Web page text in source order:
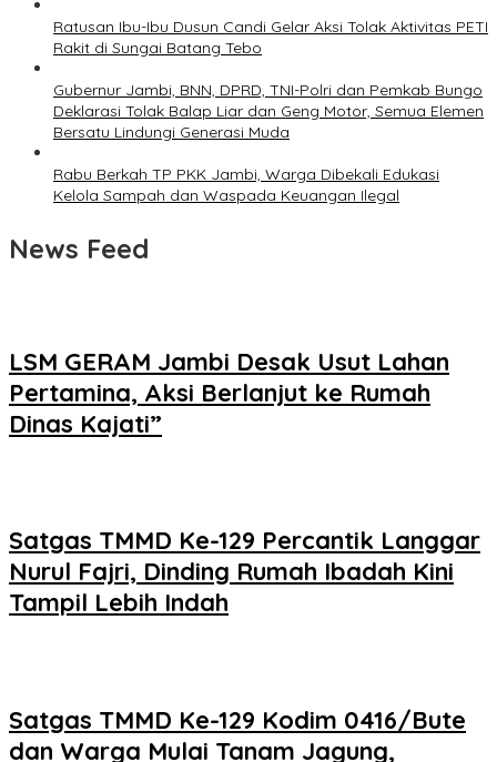
Ratusan Ibu-Ibu Dusun Candi Gelar Aksi Tolak Aktivitas PETI
Rakit di Sungai Batang Tebo
Gubernur Jambi, BNN, DPRD, TNI-Polri dan Pemkab Bungo
Deklarasi Tolak Balap Liar dan Geng Motor, Semua Elemen
Bersatu Lindungi Generasi Muda
Rabu Berkah TP PKK Jambi, Warga Dibekali Edukasi
Kelola Sampah dan Waspada Keuangan Ilegal
News Feed
LSM GERAM Jambi Desak Usut Lahan
Pertamina, Aksi Berlanjut ke Rumah
Dinas Kajati”
Satgas TMMD Ke-129 Percantik Langgar
Nurul Fajri, Dinding Rumah Ibadah Kini
Tampil Lebih Indah
Satgas TMMD Ke-129 Kodim 0416/Bute
dan Warga Mulai Tanam Jagung,